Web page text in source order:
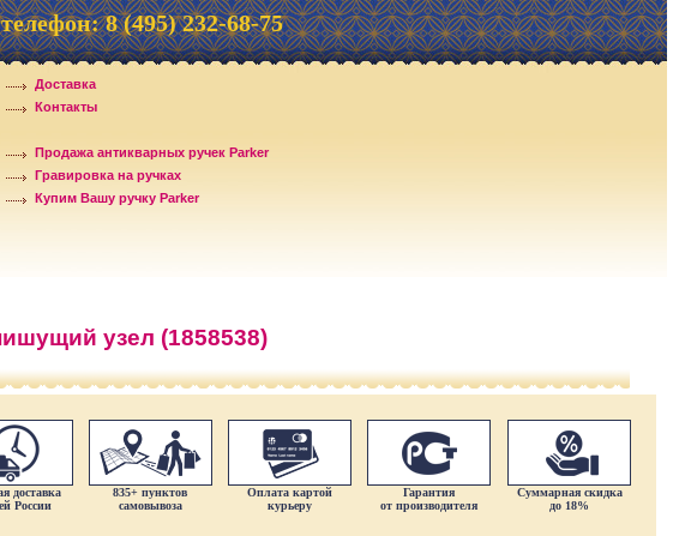
8 (495) 232-68-75
Доставка
Контакты
Продажа антикварных ручек Parker
Гравировка на ручках
Купим Вашу ручку Parker
узел (1858538)
доставка
России
835+ пунктов
самовывоза
Оплата картой
курьеру
Гарантия
от производителя
Суммарная скидка
до 18%